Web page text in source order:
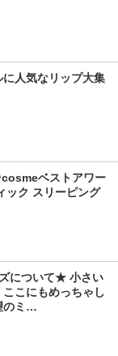
人気なリップ大集
cosmeベストアワー
ック スリーピング
について★ 小さい
こにもめっちゃし
のミ…